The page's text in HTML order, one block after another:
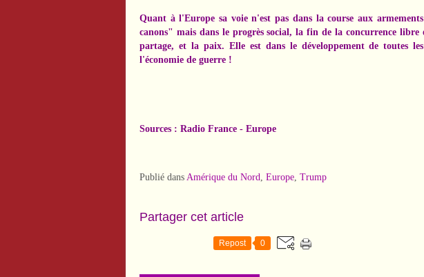
Quant à l'Europe sa voie n'est pas dans la course aux
canons" mais dans le progrès social, la fin de la concurrence
partage, et la paix. Elle est dans le développement de toutes
l'économie de guerre !
Sources : Radio France - Europe
Publié dans Amérique du Nord, Europe, Trump
Partager cet article
Repost 0